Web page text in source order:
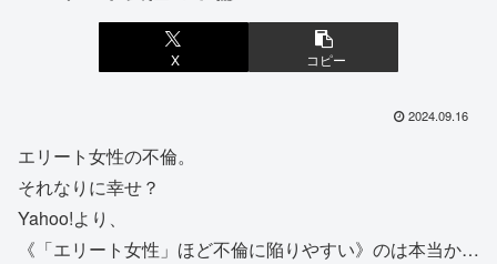
X コピー
2024.09.16
エリート女性の不倫。
それなりに幸せ？
Yahoo!より、
《「エリート女性」ほど不倫に陥りやすい》のは本当か…